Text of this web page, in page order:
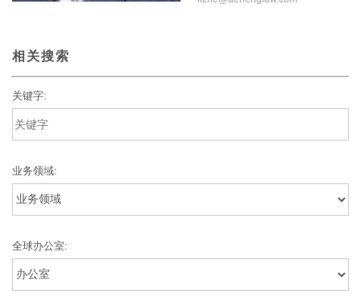
相关搜索
关键字:
业务领域:
全球办公室: